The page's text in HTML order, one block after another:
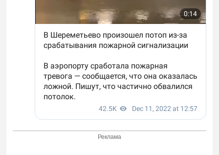
Реклама